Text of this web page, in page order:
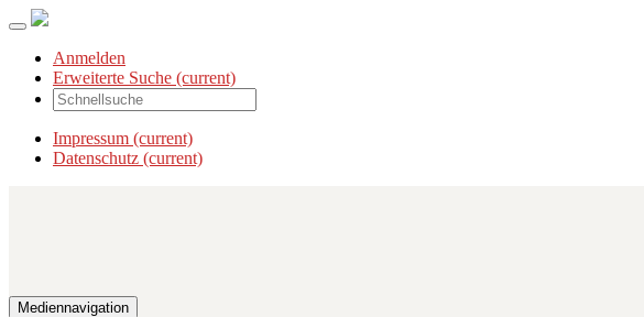
Anmelden
Erweiterte Suche (current)
Impressum (current)
Datenschutz (current)
Mediennavigation